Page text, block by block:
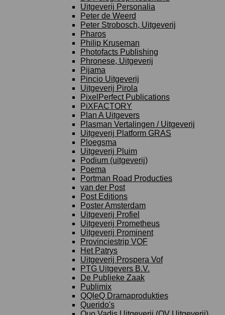
Uitgeverij Personalia
Peter de Weerd
Peter Strobosch, Uitgeverij
Pharos
Philip Kruseman
Photofacts Publishing
Phronese, Uitgeverij
Pijama
Pincio Uitgeverij
Uitgeverij Pirola
PixelPerfect Publications
PiXFACTORY
Plan A Uitgevers
Plasman Vertalingen / Uitgeverij
Uitgeverij Platform GRAS
Ploegsma
Uitgeverij Pluim
Podium (uitgeverij)
Poema
Portman Road Producties
van der Post
Post Editions
Poster Amsterdam
Uitgeverij Profiel
Uitgeverij Prometheus
Uitgeverij Prominent
Provinciestrip VOF
Het Patrys
Uitgeverij Prospera Vof
PTG Uitgevers B.V.
De Publieke Zaak
Publimix
QQleQ Dramaprodukties
Querido's